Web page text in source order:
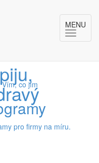
MENU
pro firmy na míru.